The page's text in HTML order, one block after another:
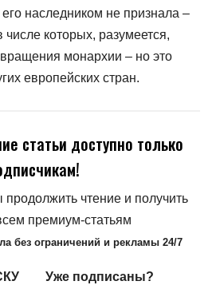
наследником не признала –
которых, разумеется,
монархии – но это
европейских стран.
статьи доступно только
чтение и получить
премиум-статьям
без ограничений и рекламы 24/7
Уже подписаны?